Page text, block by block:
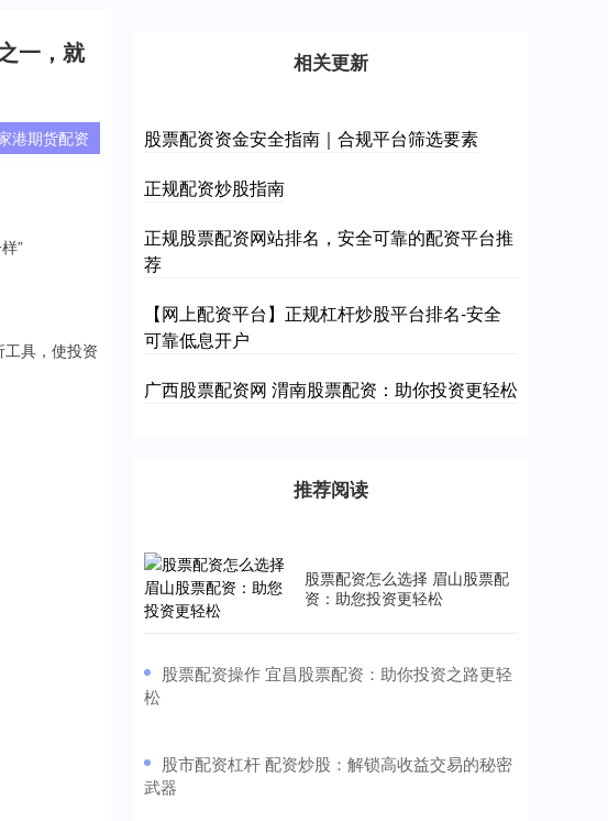
一，就
港期货配资
具，使投资
相关更新
股票配资资金安全指南｜合规平台筛选要素
正规配资炒股指南
正规股票配资网站排名，安全可靠的配资平台推
荐
【网上配资平台】正规杠杆炒股平台排名-安全
可靠低息开户
广西股票配资网 渭南股票配资：助你投资更轻松
推荐阅读
股票配资怎么选择 眉山股票配
资：助您投资更轻松
​股票配资操作 宜昌股票配资：助你投资之路更轻
松
​股市配资杠杆 配资炒股：解锁高收益交易的秘密
武器